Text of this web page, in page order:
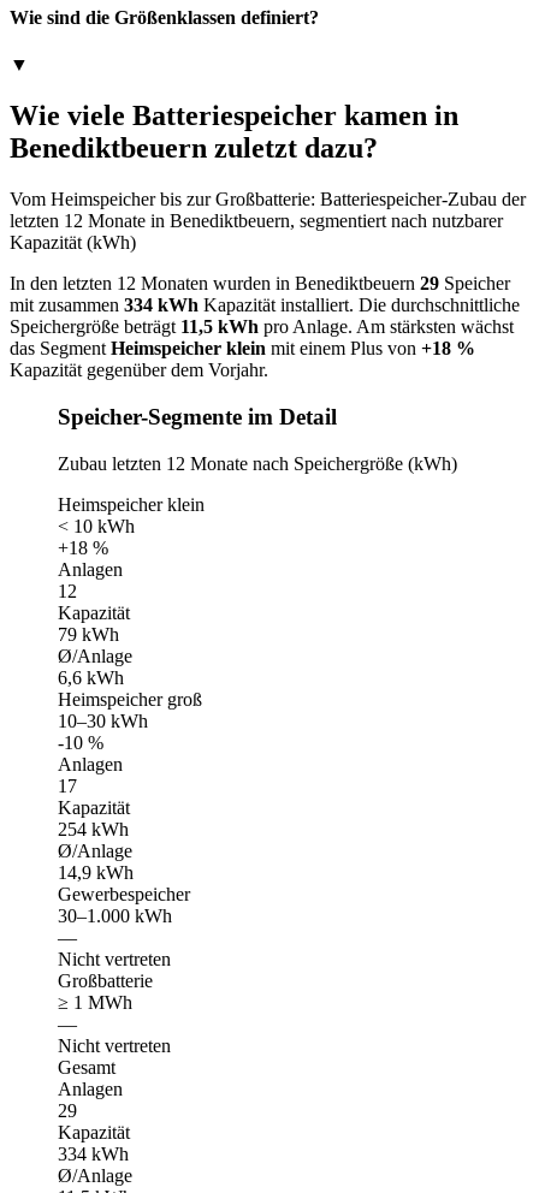
Wie sind die Größenklassen definiert?
▼
Wie viele Batteriespeicher kamen in
Benediktbeuern zuletzt dazu?
Vom Heimspeicher bis zur Großbatterie: Batteriespeicher-Zubau der
letzten 12 Monate in Benediktbeuern, segmentiert nach nutzbarer
Kapazität (kWh)
In den letzten 12 Monaten wurden in Benediktbeuern 29 Speicher
mit zusammen 334 kWh Kapazität installiert. Die durchschnittliche
Speichergröße beträgt 11,5 kWh pro Anlage. Am stärksten wächst
das Segment Heimspeicher klein mit einem Plus von +18 %
Kapazität gegenüber dem Vorjahr.
Speicher-Segmente im Detail
Zubau letzten 12 Monate nach Speichergröße (kWh)
Heimspeicher klein
< 10 kWh
+18 %
Anlagen
12
Kapazität
79 kWh
Ø/Anlage
6,6 kWh
Heimspeicher groß
10–30 kWh
-10 %
Anlagen
17
Kapazität
254 kWh
Ø/Anlage
14,9 kWh
Gewerbespeicher
30–1.000 kWh
—
Nicht vertreten
Großbatterie
≥ 1 MWh
—
Nicht vertreten
Gesamt
Anlagen
29
Kapazität
334 kWh
Ø/Anlage